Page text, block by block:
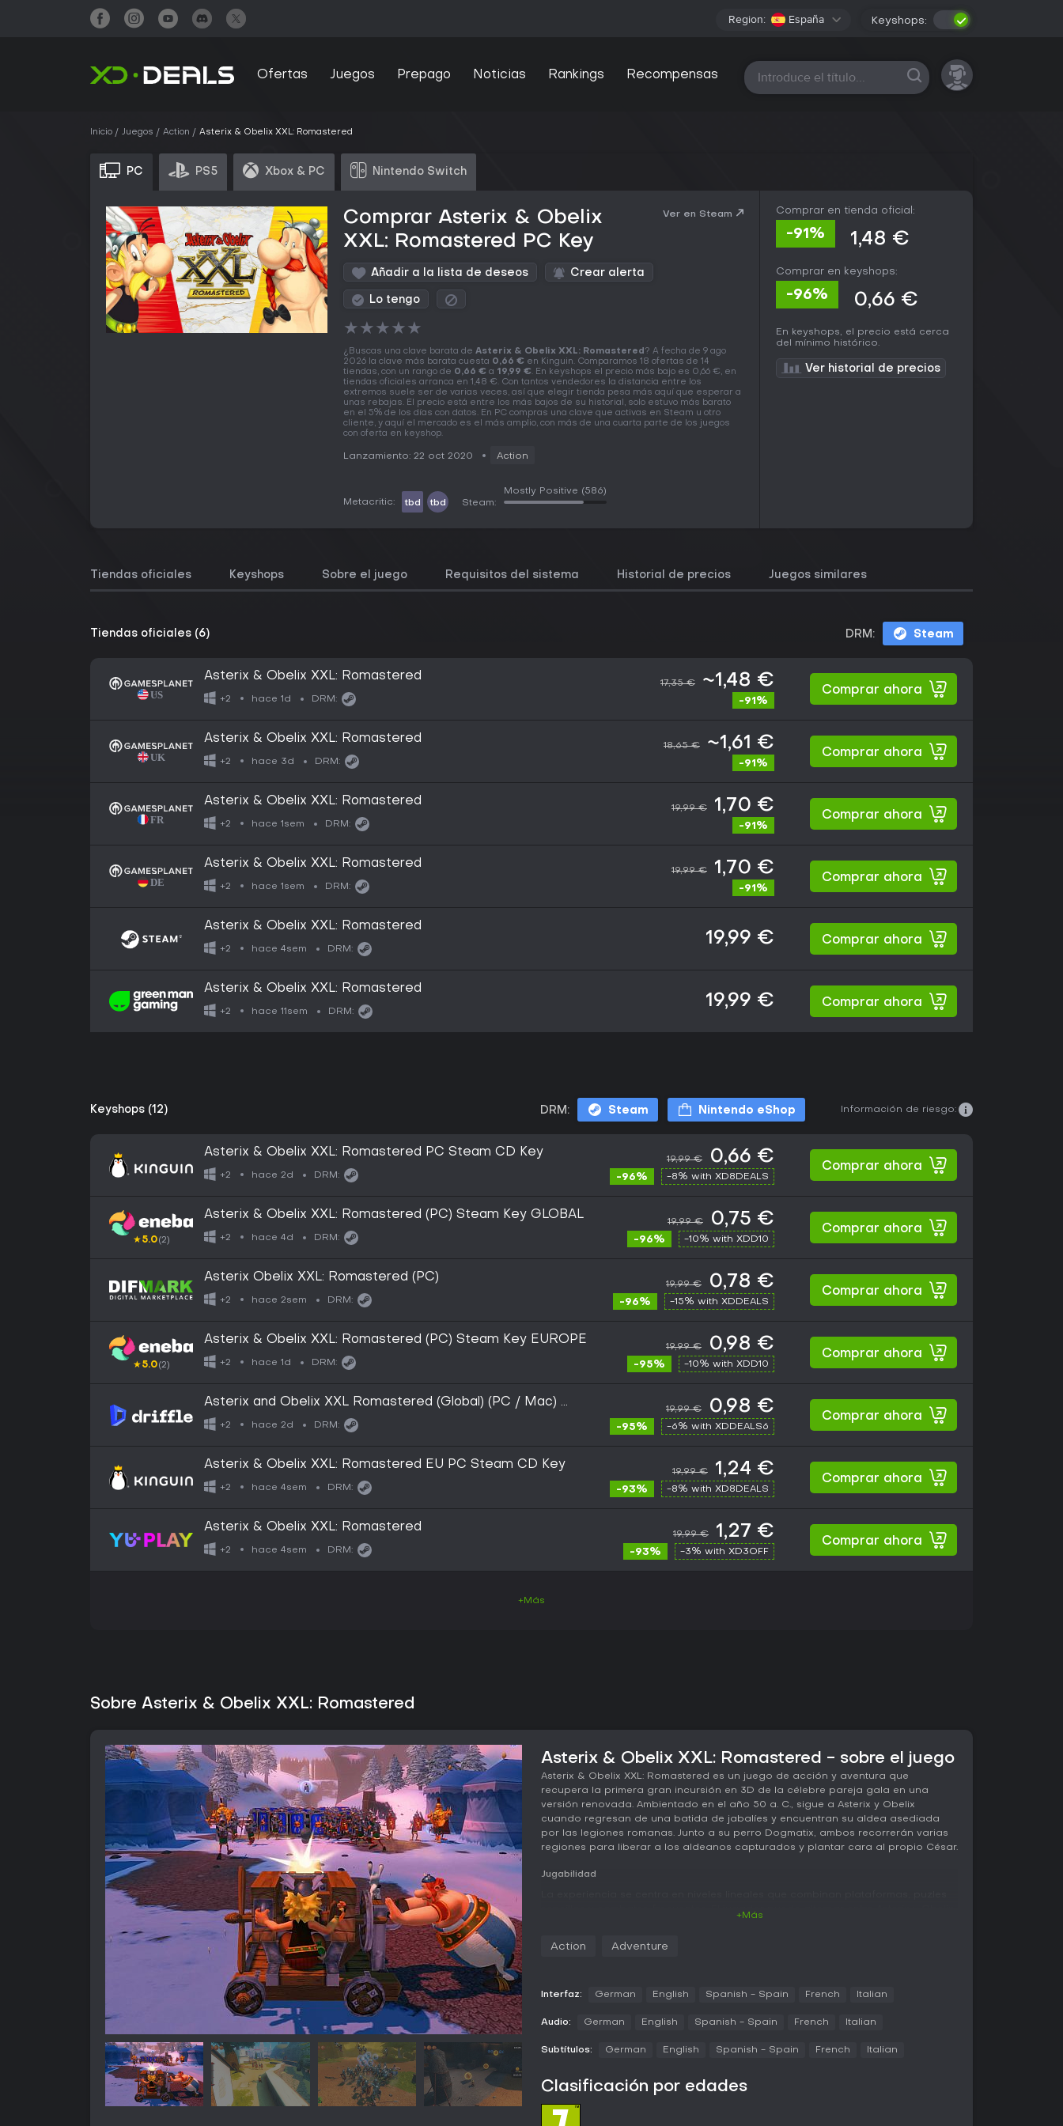
Region: España Keyshops:
Ofertas Juegos Prepago Noticias Rankings Recompensas Todas las plataformas
Inicio Juegos Action Asterix & Obelix XXL: Romastered
PC PS5 Xbox & PC Nintendo Switch
Comprar Asterix & Obelix
XXL: Romastered PC Key
Ver en Steam
Añadir a la lista de deseos Crear alerta
Lo tengo
★★★★★
¿Buscas una clave barata de Asterix & Obelix XXL: Romastered ? A fecha de 9 ago
2026 la clave más barata cuesta 0,66 € en Kinguin. Comparamos 18 ofertas de 14
tiendas, con un rango de 0,66 € a 19,99 €. En keyshops el precio más bajo es 0,66 €, en
tiendas oficiales arranca en 1,48 €. Con tantos vendedores la distancia entre los
extremos suele ser de varias veces, así que elegir tienda pesa más aquí que esperar a
unas rebajas. El precio está entre los más bajos de su historial, solo estuvo más barato
en el 5% de los días con datos. En PC compras una clave que activas en Steam u otro
cliente, y aquí el mercado es el más amplio, con más de una cuarta parte de los juegos
con oferta en keyshop.
Lanzamiento: 22 oct 2020 Action
Metacritic: tbd tbd Steam:
Mostly Positive (586)
Comprar en tienda oficial:
-91% 1,48 €
Comprar en keyshops:
-96% 0,66 €
En keyshops, el precio está cerca
del mínimo histórico.
Ver historial de precios
Tiendas oficiales Keyshops Sobre el juego Requisitos del sistema Historial de precios Juegos similares
Tiendas oficiales (6) DRM: Steam
Asterix & Obelix XXL: Romastered
+2 hace 1d DRM:
17,35 € ~1,48 €
-91%
Comprar ahora
Asterix & Obelix XXL: Romastered
+2 hace 3d DRM:
18,65 € ~1,61 €
-91%
Comprar ahora
Asterix & Obelix XXL: Romastered
+2 hace 1sem DRM:
19,99 € 1,70 €
-91%
Comprar ahora
Asterix & Obelix XXL: Romastered
+2 hace 1sem DRM:
19,99 € 1,70 €
-91%
Comprar ahora
Asterix & Obelix XXL: Romastered
+2 hace 4sem DRM:
19,99 € Comprar ahora
Asterix & Obelix XXL: Romastered
+2 hace 11sem DRM:
19,99 € Comprar ahora
Keyshops (12) DRM: Steam Nintendo eShop Información de riesgo:
Asterix & Obelix XXL: Romastered PC Steam CD Key
+2 hace 2d DRM:
19,99 € 0,66 €
-96% -8% with XD8DEALS
Comprar ahora
★5.0(2)
Asterix & Obelix XXL: Romastered (PC) Steam Key GLOBAL
+2 hace 4d DRM:
19,99 € 0,75 €
-96% -10% with XDD10
Comprar ahora
Asterix Obelix XXL: Romastered (PC)
+2 hace 2sem DRM:
19,99 € 0,78 €
-96% -15% with XDDEALS
Comprar ahora
★5.0(2)
Asterix & Obelix XXL: Romastered (PC) Steam Key EUROPE
+2 hace 1d DRM:
19,99 € 0,98 €
-95% -10% with XDD10
Comprar ahora
Asterix and Obelix XXL Romastered (Global) (PC / Mac) -
Steam - Digital Key
+2 hace 2d DRM:
19,99 € 0,98 €
-95% -6% with XDDEALS6
Comprar ahora
Asterix & Obelix XXL: Romastered EU PC Steam CD Key
+2 hace 4sem DRM:
19,99 € 1,24 €
-93% -8% with XD8DEALS
Comprar ahora
Asterix & Obelix XXL: Romastered
+2 hace 4sem DRM:
19,99 € 1,27 €
-93% -3% with XD3OFF
Comprar ahora
+Más
Sobre Asterix & Obelix XXL: Romastered
Asterix & Obelix XXL: Romastered - sobre el juego
Asterix & Obelix XXL: Romastered es un juego de acción y aventura que
recupera la primera gran incursión en 3D de la célebre pareja gala en una
versión renovada. Ambientado en el año 50 a. C., sigue a Asterix y Obelix
cuando regresan de una batida de jabalíes y encuentran su aldea asediada
por las legiones romanas. Junto a su perro Dogmatix, ambos recorrerán varias
regiones para liberar a los aldeanos capturados y plantar cara al propio César.
Jugabilidad
enemigos y superar obstáculos con mayor facilidad. El viaje atraviesa
ataques básicos y combos contra oleadas de rivales, mientras que las
escenario. La versión remasterizada incluye un conmutador que permite pasar
localizar objetos ocultos o ajustar la percepción de dificultad.
Modos de juego
rejugabilidad. El Modo Retro permite volver a los gráficos clásicos en cualquier
+Más
Action Adventure
Interfaz: German English Spanish - Spain French Italian
Audio: German English Spanish - Spain French Italian
Subtítulos: German English Spanish - Spain French Italian
Clasificación por edades